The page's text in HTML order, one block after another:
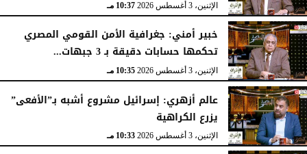
الإثنين، 3 أغسطس 2026 10:37 مـ
خبير أمني: جغرافية الأمن القومي المصري
تحكمها حسابات دقيقة بـ 3 جبهات...
الإثنين، 3 أغسطس 2026 10:35 مـ
عالم أزهري: إسرائيل مشروع أشبه بـ”الأفعى”
يزرع الكراهية
الإثنين، 3 أغسطس 2026 10:33 مـ